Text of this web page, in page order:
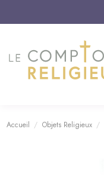
Accueil Objets Religieux